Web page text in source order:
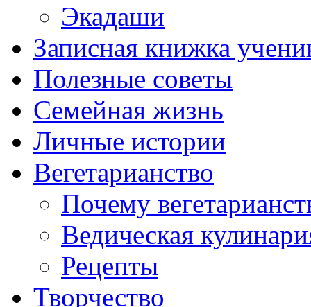
Экадаши
Записная книжка
Полезные советы
Семейная жизнь
Личные истории
Вегетарианство
Почему
Ведическая
Рецепты
Творчество